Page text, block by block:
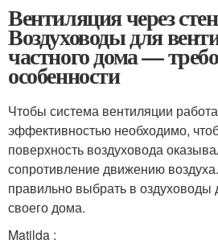
Вентиляция через
Воздуховоды для
частного дома —
особенности
Чтобы система вентиляции
эффективностью необходимо,
поверхность воздуховода
сопротивление движению
правильно выбрать в оздуховоды
своего дома.
Matilda :